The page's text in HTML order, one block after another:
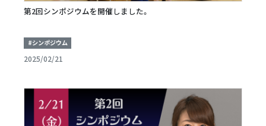
第2回シンポジウムを開催しました。
#シンポジウム
2025/02/21